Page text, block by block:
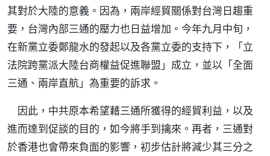
其對於大陸的意義。因為，兩岸經貿關係對台灣日趨重
要，台灣內部三通的壓力也日益增加。今年九月中旬，
在新黨立委鄭龍水的發起以及各黨立委的支持下，「立
法院跨黨派大陸台商權益促進聯盟」成立，並以「全面
三通、兩岸直航」為重要的訴求。
因此，中共原本希望藉三通所獲得的經貿利益，以及
進而達到促談的目的，如今將手到擒來。再者，三通對
於香港也會帶來負面的影響，初步估計將減少其三分之